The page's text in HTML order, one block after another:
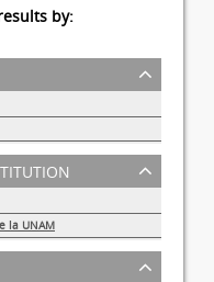
by:
1
la UNAM
1